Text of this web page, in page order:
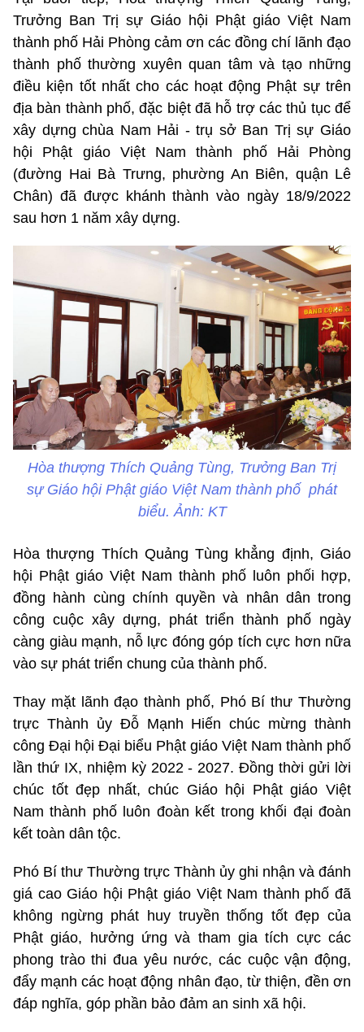
Trưởng Ban Trị sự Giáo hội Phật giáo Việt Nam
thành phố Hải Phòng cảm ơn các đồng chí lãnh đạo
thành phố thường xuyên quan tâm và tạo những
điều kiện tốt nhất cho các hoạt động Phật sự trên
địa bàn thành phố, đặc biệt đã hỗ trợ các thủ tục để
xây dựng chùa Nam Hải - trụ sở Ban Trị sự Giáo
hội Phật giáo Việt Nam thành phố Hải Phòng
(đường Hai Bà Trưng, phường An Biên, quận Lê
Chân) đã được khánh thành vào ngày 18/9/2022
sau hơn 1 năm xây dựng.
Hòa thượng Thích Quảng Tùng, Trưởng Ban Trị
sự Giáo hội Phật giáo Việt Nam thành phố phát
biểu. Ảnh: KT
Hòa thượng Thích Quảng Tùng khẳng định, Giáo
hội Phật giáo Việt Nam thành phố luôn phối hợp,
đồng hành cùng chính quyền và nhân dân trong
công cuộc xây dựng, phát triển thành phố ngày
càng giàu mạnh, nỗ lực đóng góp tích cực hơn nữa
vào sự phát triển chung của thành phố.
Thay mặt lãnh đạo thành phố, Phó Bí thư Thường
trực Thành ủy Đỗ Mạnh Hiến chúc mừng thành
công Đại hội Đại biểu Phật giáo Việt Nam thành phố
lần thứ IX, nhiệm kỳ 2022 - 2027. Đồng thời gửi lời
chúc tốt đẹp nhất, chúc Giáo hội Phật giáo Việt
Nam thành phố luôn đoàn kết trong khối đại đoàn
kết toàn dân tộc.
Phó Bí thư Thường trực Thành ủy ghi nhận và đánh
giá cao Giáo hội Phật giáo Việt Nam thành phố đã
không ngừng phát huy truyền thống tốt đẹp của
Phật giáo, hưởng ứng và tham gia tích cực các
phong trào thi đua yêu nước, các cuộc vận động,
đẩy mạnh các hoạt động nhân đạo, từ thiện, đền ơn
đáp nghĩa, góp phần bảo đảm an sinh xã hội.